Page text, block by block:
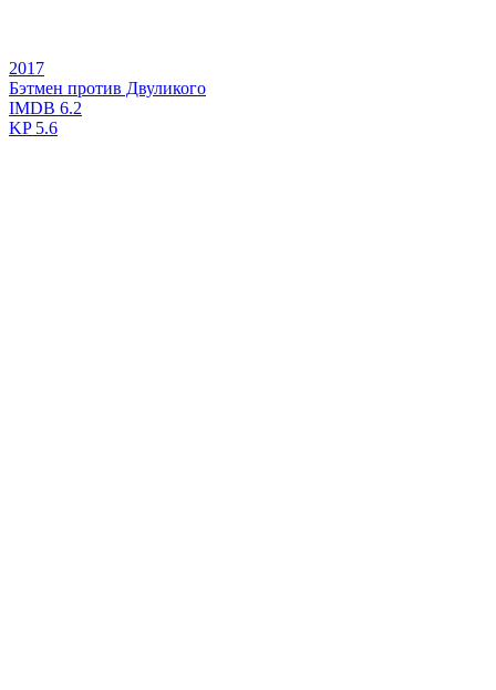
2017
Бэтмен против Двуликого
IMDB 6.2
KP5.6